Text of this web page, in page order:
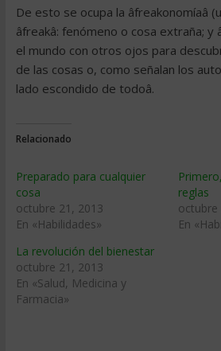
De esto se ocupa la
âfreakâ: fenómeno o cosa extraña; y
el mundo con otros ojos para
de las cosas o, como señalan los
lado escondido de todoâ.
Relacionado
Preparado para cualquier
cosa
octubre 21, 2013
En «Habilidades»
reglas
octubre
En
La revolución del bienestar
octubre 21, 2013
En «Salud, Medicina y
Farmacia»